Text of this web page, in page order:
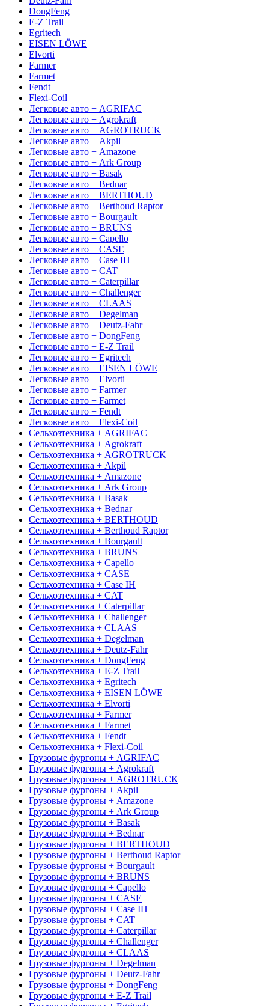
DongFeng
E-Z Trail
Egritech
EISEN LÖWE
Elvorti
Farmer
Farmet
Fendt
Flexi-Coil
Легковые авто + AGRIFAC
Легковые авто + Agrokraft
Легковые авто + AGROTRUCK
Легковые авто + Akpil
Легковые авто + Amazone
Легковые авто + Ark Group
Легковые авто + Basak
Легковые авто + Bednar
Легковые авто + BERTHOUD
Легковые авто + Berthoud Raptor
Легковые авто + Bourgault
Легковые авто + BRUNS
Легковые авто + Capello
Легковые авто + CASE
Легковые авто + Case IH
Легковые авто + CAT
Легковые авто + Caterpillar
Легковые авто + Challenger
Легковые авто + CLAAS
Легковые авто + Degelman
Легковые авто + Deutz-Fahr
Легковые авто + DongFeng
Легковые авто + E-Z Trail
Легковые авто + Egritech
Легковые авто + EISEN LÖWE
Легковые авто + Elvorti
Легковые авто + Farmer
Легковые авто + Farmet
Легковые авто + Fendt
Легковые авто + Flexi-Coil
Сельхозтехника + AGRIFAC
Сельхозтехника + Agrokraft
Сельхозтехника + AGROTRUCK
Сельхозтехника + Akpil
Сельхозтехника + Amazone
Сельхозтехника + Ark Group
Сельхозтехника + Basak
Сельхозтехника + Bednar
Сельхозтехника + BERTHOUD
Сельхозтехника + Berthoud Raptor
Сельхозтехника + Bourgault
Сельхозтехника + BRUNS
Сельхозтехника + Capello
Сельхозтехника + CASE
Сельхозтехника + Case IH
Сельхозтехника + CAT
Сельхозтехника + Caterpillar
Сельхозтехника + Challenger
Сельхозтехника + CLAAS
Сельхозтехника + Degelman
Сельхозтехника + Deutz-Fahr
Сельхозтехника + DongFeng
Сельхозтехника + E-Z Trail
Сельхозтехника + Egritech
Сельхозтехника + EISEN LÖWE
Сельхозтехника + Elvorti
Сельхозтехника + Farmer
Сельхозтехника + Farmet
Сельхозтехника + Fendt
Сельхозтехника + Flexi-Coil
Грузовые фургоны + AGRIFAC
Грузовые фургоны + Agrokraft
Грузовые фургоны + AGROTRUCK
Грузовые фургоны + Akpil
Грузовые фургоны + Amazone
Грузовые фургоны + Ark Group
Грузовые фургоны + Basak
Грузовые фургоны + Bednar
Грузовые фургоны + BERTHOUD
Грузовые фургоны + Berthoud Raptor
Грузовые фургоны + Bourgault
Грузовые фургоны + BRUNS
Грузовые фургоны + Capello
Грузовые фургоны + CASE
Грузовые фургоны + Case IH
Грузовые фургоны + CAT
Грузовые фургоны + Caterpillar
Грузовые фургоны + Challenger
Грузовые фургоны + CLAAS
Грузовые фургоны + Degelman
Грузовые фургоны + Deutz-Fahr
Грузовые фургоны + DongFeng
Грузовые фургоны + E-Z Trail